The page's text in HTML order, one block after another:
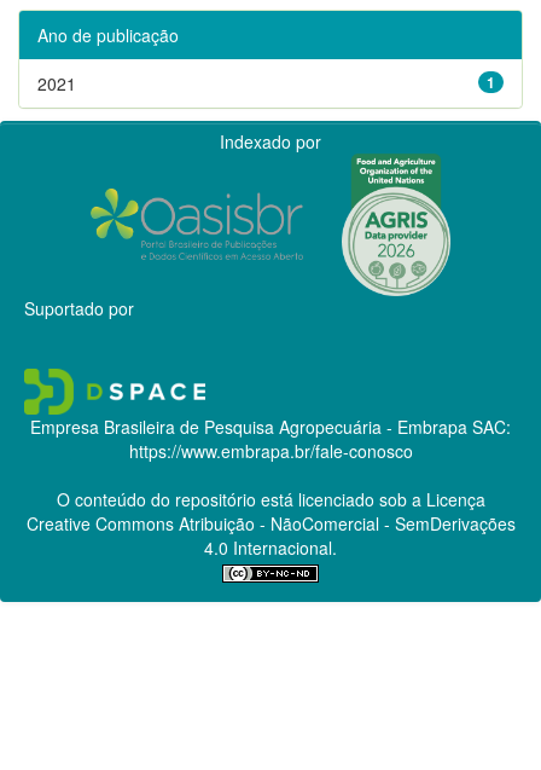
Ano de publicação
1
2021
Indexado por
Suportado por
Empresa Brasileira de Pesquisa Agropecuária - Embrapa SAC:
https://www.embrapa.br/fale-conosco
O conteúdo do repositório está licenciado sob a Licença
Creative CommonsAtribuição - NãoComercial - SemDerivações
4.0 Internacional.